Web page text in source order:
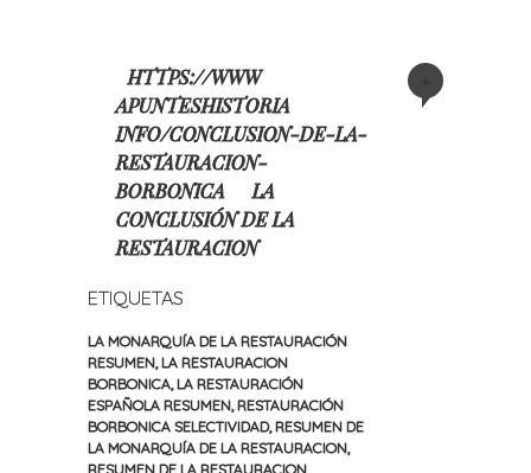
HTTPS://WWW
APUNTESHISTORIA
INFO/CONCLUSION-DE-LA-
RESTAURACION-
BORBONICA
LA
CONCLUSIÓN DE LA
RESTAURACION
ETIQUETAS
LA MONARQUÍA DE LA RESTAURACIÓN
RESUMEN LA RESTAURACION
BORBONICA LA RESTAURACIÓN
ESPAÑOLA RESUMEN RESTAURACIÓN
BORBONICA SELECTIVIDAD, RESUMEN DE
LA MONARQUÍA DE LA RESTAURACION
RESUMEN DE LA RESTAURACION